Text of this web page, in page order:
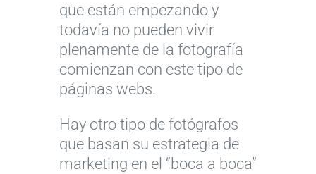
que están empezando y
todavía no pueden vivir
plenamente de la fotografía
comienzan con este tipo de
páginas webs.
Hay otro tipo de fotógrafos
que basan su estrategia de
marketing en el “boca a boca”